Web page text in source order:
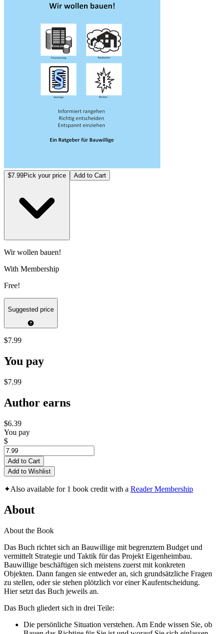
$7.99Pick your price Add to Cart
Wir wollen bauen!
With Membership
Free!
Suggested price
$7.99
You pay
$7.99
Author earns
$6.39
You pay
$
Add to Cart
Add to Wishlist
✦Also available for 1 book credit with a Reader Membership
About
About the Book
Das Buch richtet sich an Bauwillige mit begrenztem Budget und
vermittelt Strategie und Taktik für das Projekt Eigenheimbau.
Bauwillige beschäftigen sich meistens zuerst mit konkreten
Objekten. Dann fangen sie entweder an, sich grundsätzliche Fragen
zu stellen, oder sie stehen plötzlich vor einer Kaufentscheidung.
Hier setzt das Buch jeweils an.
Das Buch gliedert sich in drei Teile:
Die persönliche Situation verstehen. Am Ende wissen Sie, ob